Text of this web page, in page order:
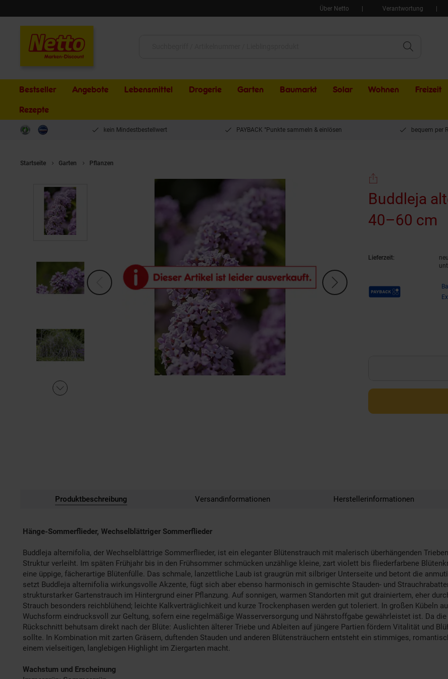
Über Netto Verantwortung
Bestseller Angebote Lebensmittel Drogerie Garten Baumarkt Solar Wohnen Freizeit
Rezepte
kein Mindestbestellwert PAYBACK °Punkte sammeln & einlösen bequem per
Startseite Garten Pflanzen
Buddleja
40–60 cm
Lieferzeit:
Payback Punkte
Produktbeschreibung Versandinformationen Herstellerinformationen
Hänge-Sommerflieder, Wechselblättriger Sommerflieder
Buddleja alternifolia, der Wechselblättrige Sommerflieder, ist ein eleganter Blütenstrauch mit malerisch überhängenden
Struktur verleiht. Im späten Frühjahr bis in den Frühsommer schmücken unzählige kleine, zart violett bis fliederfarbene
eine üppige, fächerartige Blütenfülle. Das schmale, lanzettliche Laub ist graugrün mit silbriger Unterseite und betont die
setzt Buddleja alternifolia wirkungsvolle Akzente, fügt sich aber ebenso harmonisch in gemischte Stauden- und
strukturstarker Gartenstrauch im Hintergrund einer Pflanzung. Auf sonnigen, warmen Standorten mit gut drainiertem, eher
Strauch besonders reichblühend; leichte Kalkverträglichkeit und kurze Trockenphasen werden gut toleriert. In großen Kübeln
Wuchsform eindrucksvoll zur Geltung, sofern eine regelmäßige Wasserversorgung und Nährstoffgabe gewährleistet ist. Da
Rückschnitt behutsam direkt nach der Blüte: Auslichten älterer Triebe und Ableiten auf jüngere Partien fördern Vitalität und
sollte. In Kombination mit zarten Gräsern, duftenden Stauden und anderen Blütensträuchern entsteht ein stimmiges,
einem vielseitigen, langlebigen Highlight im Ziergarten macht.
Wachstum und Erscheinung